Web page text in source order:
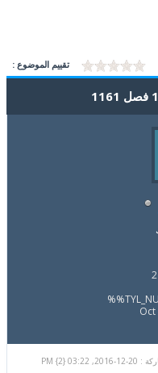
تقييم الموضوع :
(آخر تعديل لهذه المشاركة : 20-12-2016, 03:22 PM {2}